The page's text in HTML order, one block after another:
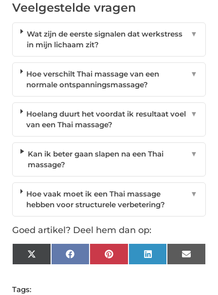
Veelgestelde vragen
Wat zijn de eerste signalen dat werkstress
in mijn lichaam zit?
▼
Hoe verschilt Thai massage van een
normale ontspanningsmassage?
▼
Hoelang duurt het voordat ik resultaat voel
van een Thai massage?
▼
Kan ik beter gaan slapen na een Thai
massage?
▼
Hoe vaak moet ik een Thai massage
hebben voor structurele verbetering?
▼
Goed artikel? Deel hem dan op:
X
(Twitter)
FacebookPinterest LinkedIn Email
Tags: